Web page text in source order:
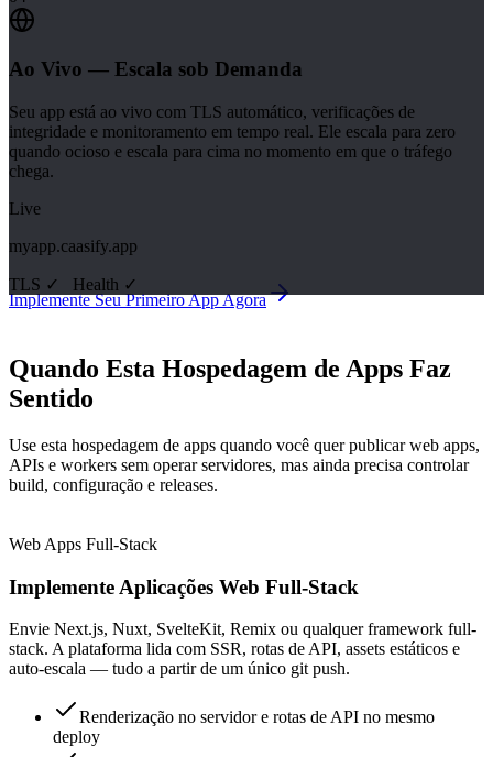
Ao Vivo — Escala sob Demanda
Seu app está ao vivo com TLS automático, verificações de
integridade e monitoramento em tempo real. Ele escala para zero
quando ocioso e escala para cima no momento em que o tráfego
chega.
Live
myapp.caasify.app
TLS ✓ Health ✓
Implemente Seu Primeiro App Agora
Quando Esta Hospedagem de Apps Faz
Sentido
Use esta hospedagem de apps quando você quer publicar web apps,
APIs e workers sem operar servidores, mas ainda precisa controlar
build, configuração e releases.
Web Apps Full-Stack
Implemente Aplicações Web Full-Stack
Envie Next.js, Nuxt, SvelteKit, Remix ou qualquer framework full-
stack. A plataforma lida com SSR, rotas de API, assets estáticos e
auto-escala — tudo a partir de um único git push.
Renderização no servidor e rotas de API no mesmo
deploy